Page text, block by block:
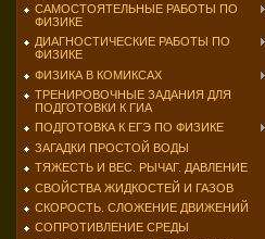
САМОСТОЯТЕЛЬНЫЕ РАБОТЫ ПО
ФИЗИКЕ
ДИАГНОСТИЧЕСКИЕ РАБОТЫ ПО
ФИЗИКЕ
ФИЗИКА В КОМИКСАХ
ТРЕНИРОВОЧНЫЕ ЗАДАНИЯ ДЛЯ
ПОДГОТОВКИ К ГИА
ПОДГОТОВКА К ЕГЭ ПО ФИЗИКЕ
ЗАГАДКИ ПРОСТОЙ ВОДЫ
ТЯЖЕСТЬ И ВЕС. РЫЧАГ. ДАВЛЕНИЕ
СВОЙСТВА ЖИДКОСТЕЙ И ГАЗОВ
СКОРОСТЬ. СЛОЖЕНИЕ ДВИЖЕНИЙ
СОПРОТИВЛЕНИЕ СРЕДЫ